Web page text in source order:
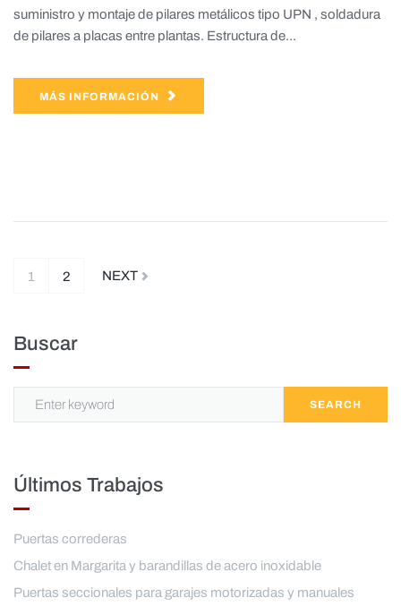
suministro y montaje de pilares metálicos tipo UPN , soldadura
de pilares a placas entre plantas. Estructura de...
MÁS INFORMACIÓN
1 2 NEXT
Buscar
SEARCH
Últimos Trabajos
Puertas correderas
Chalet en Margarita y barandillas de acero inoxidable
Puertas seccionales para garajes motorizadas y manuales